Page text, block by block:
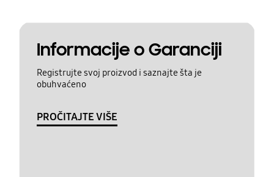
Informacije o Garanciji
Registrujte svoj proizvod i saznajte šta je
obuhvaćeno
PROČITAJTE VIŠE